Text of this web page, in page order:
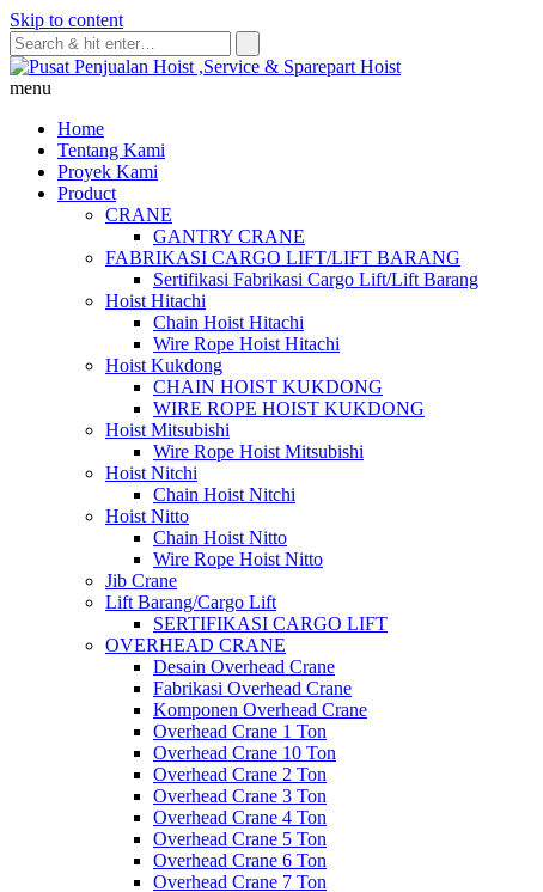
Skip to content
menu
Home
Tentang Kami
Proyek Kami
Product
CRANE
GANTRY CRANE
FABRIKASI CARGO LIFT/LIFT BARANG
Sertifikasi Fabrikasi Cargo Lift/Lift Barang
Hoist Hitachi
Chain Hoist Hitachi
Wire Rope Hoist Hitachi
Hoist Kukdong
CHAIN HOIST KUKDONG
WIRE ROPE HOIST KUKDONG
Hoist Mitsubishi
Wire Rope Hoist Mitsubishi
Hoist Nitchi
Chain Hoist Nitchi
Hoist Nitto
Chain Hoist Nitto
Wire Rope Hoist Nitto
Jib Crane
Lift Barang/Cargo Lift
SERTIFIKASI CARGO LIFT
OVERHEAD CRANE
Desain Overhead Crane
Fabrikasi Overhead Crane
Komponen Overhead Crane
Overhead Crane 1 Ton
Overhead Crane 10 Ton
Overhead Crane 2 Ton
Overhead Crane 3 Ton
Overhead Crane 4 Ton
Overhead Crane 5 Ton
Overhead Crane 6 Ton
Overhead Crane 7 Ton